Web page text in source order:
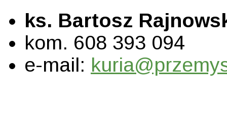
ks. Bartosz
kom. 608 393 094
e-mail: